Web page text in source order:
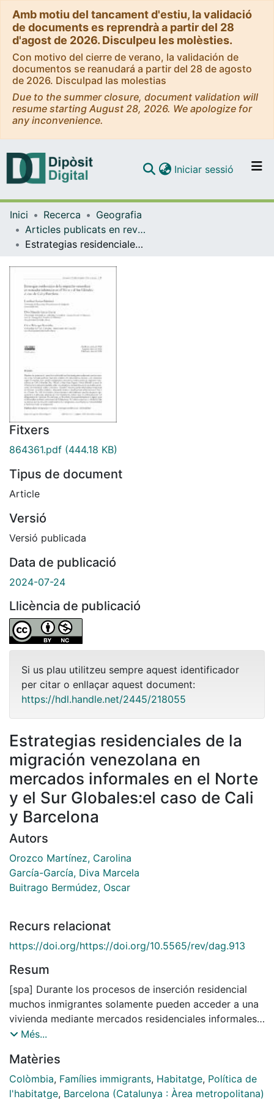
Amb motiu del tancament d'estiu, la validació
de documents es reprendrà a partir del 28
d'agost de 2026. Disculpeu les molèsties.
Con motivo del cierre de verano, la validación de
documentos se reanudará a partir del 28 de agosto
de 2026. Disculpad las molestias
Due to the summer closure, document validation will
resume starting August 28, 2026. We apologize for
any inconvenience.
Navega per tot el DD
Iniciar sessió (current)
Inici Recerca
Geografia
Articles publicats en revistes (Geografia)
Estrategias residenciales de la migración venezolana en mercados informales en el Norte y el Sur Globales:el caso de Cali y Barcelona
Fitxers
864361.pdf (444.18 KB)
Tipus de document
Article
Versió
Versió publicada
Data de publicació
2024-07-24
Llicència de publicació
Si us plau utilitzeu sempre aquest identificador
per citar o enllaçar aquest document:
https://hdl.handle.net/2445/218055
Estrategias residenciales de la
migración venezolana en
mercados informales en el Norte
y el Sur Globales:el caso de Cali
y Barcelona
Autors
Orozco Martínez, Carolina
García-García, Diva Marcela
Buitrago Bermúdez, Oscar
Recurs relacionat
https://doi.org/https://doi.org/10.5565/rev/dag.913
Resum
[spa] Durante los procesos de inserción residencial
muchos inmigrantes solamente pueden acceder a una
vivienda mediante mercados residenciales informales
en destino, con variaciones según el contexto. Este
migrantes venezolanos en Cali, Colombia (Sur Global),
y Barcelona, España (Norte Global), a través de 20
entrevistas semiestructuradas sobre sus estrategias
Més...
Matèries
Colòmbia, Famílies immigrants, Habitatge, Política de
l'habitatge, Barcelona (Catalunya : Àrea metropolitana)